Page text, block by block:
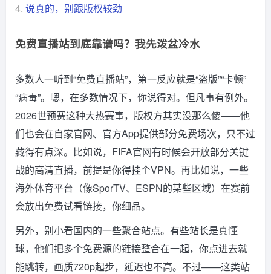
4. 说真的，别跟版权较劲
免费直播站到底靠谱吗？我先泼盆冷水
多数人一听到“免费直播站”，第一反应就是“盗版”“卡顿”
“病毒”。嗯，在多数情况下，你说得对。但凡事有例外。
2026世预赛这种大热赛事，版权方其实没那么傻——他
们也会在自家官网、官方App提供部分免费场次，只不过
藏得有点深。比如说，FIFA官网有时候会开放部分关键
战的高清直播，前提是你得挂个VPN。再比如说，一些
海外体育平台（像SporTV、ESPN的某些区域）在赛前
会放出免费试看链接，你细品。
另外，别小看国内的一些聚合站点。有些站长是真懂
球，他们把多个免费源的链接整合在一起，你点进去就
能跳转，画质720p起步，延迟也不高。不过——这类站